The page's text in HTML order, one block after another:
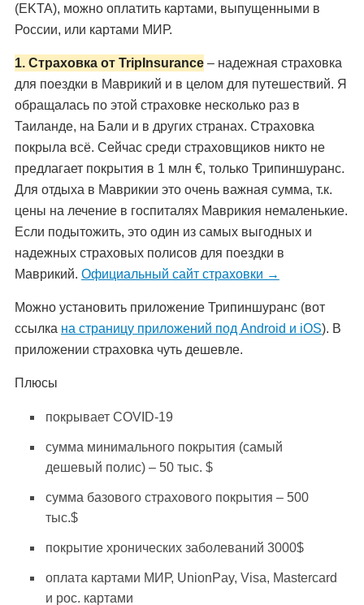
(EKTA), можно оплатить картами, выпущенными в
России, или картами МИР.
1. Страховка от TripInsurance – надежная страховка
для поездки в Маврикий и в целом для путешествий. Я
обращалась по этой страховке несколько раз в
Таиланде, на Бали и в других странах. Страховка
покрыла всё. Сейчас среди страховщиков никто не
предлагает покрытия в 1 млн €, только Трипиншуранс.
Для отдыха в Маврикии это очень важная сумма, т.к.
цены на лечение в госпиталях Маврикия немаленькие.
Если подытожить, это один из самых выгодных и
надежных страховых полисов для поездки в
Маврикий. Официальный сайт страховки →
Можно установить приложение Трипиншуранс (вот
ссылка на страницу приложений под Android и iOS). В
приложении страховка чуть дешевле.
Плюсы
покрывает COVID-19
сумма минимального покрытия (самый
дешевый полис) – 50 тыс. $
сумма базового страхового покрытия – 500
тыс.$
покрытие хронических заболеваний 3000$
оплата картами МИР, UnionPay, Visa, Mastercard
и рос. картами